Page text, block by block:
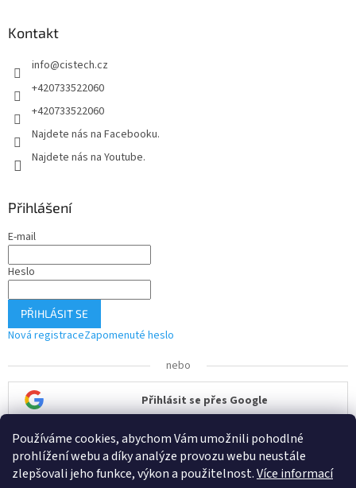
Používáme cookies, abychom Vám umožnili pohodlné
prohlížení webu a díky analýze provozu webu neustále
zlepšovali jeho funkce, výkon a použitelnost.Více informací
Kontakt
info@cistech.cz
+420733522060
+420733522060
Najdete nás na Facebooku.
Najdete nás na Youtube.
Přihlášení
E-mail
Heslo
PŘIHLÁSIT SE
Nová registraceZapomenuté heslo
nebo
Přihlásit se přes Google
Přihlásit se přes Seznam